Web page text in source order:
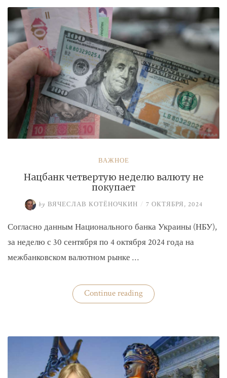
зерновые
культуры»
ВАЖНОЕ
Нацбанк четвертую неделю валюту не
покупает
by ВЯЧЕСЛАВ КОТЁНОЧКИН / 7 ОКТЯБРЯ, 2024
Согласно данным Национального банка Украины (НБУ),
за неделю с 30 сентября по 4 октября 2024 года на
межбанковском валютном рынке …
Continue reading«Нацбанк
четвертую
покупает»